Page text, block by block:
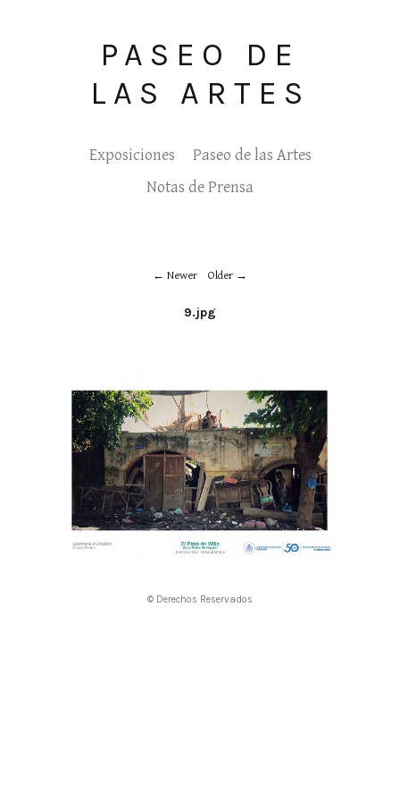
PASEO DE
LAS ARTES
Exposiciones
Paseo de las Artes
Notas de Prensa
Newer Older
9.jpg
© Derechos Reservados